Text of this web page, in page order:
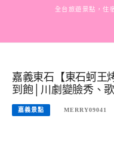
全台旅遊景點，住
嘉義東石【東石蚵王
到飽│川劇變臉秀、
嘉義景點 MERRY09041